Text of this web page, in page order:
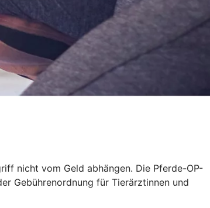
nicht vom Geld abhängen. Die Pferde-OP-
Gebührenordnung für Tierärztinnen und